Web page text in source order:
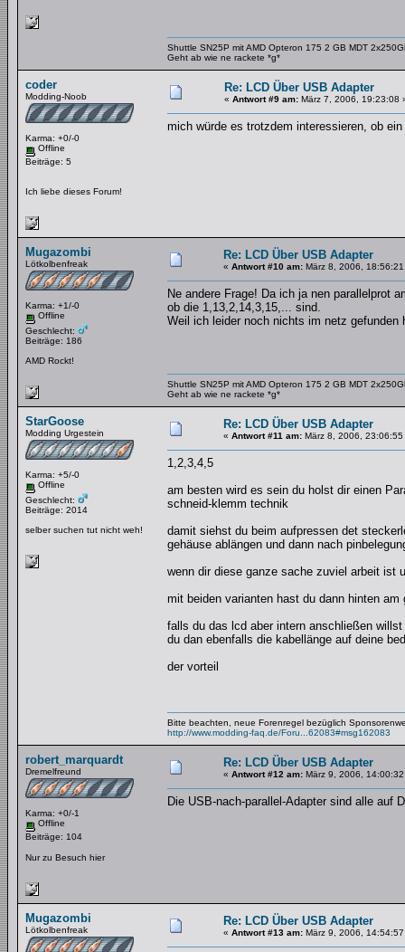
Shuttle SN25P mit AMD Opteron 175 2 GB MDT
Geht ab wie ne rackete *g*
coder
Modding-Noob
Karma: +0/-0
Offline
Beiträge: 5
Ich liebe dieses Forum!
Re: LCD Über USB Adapter
« Antwort #9 am: März 7, 2006, 19:23:08
mich würde es trotzdem interessieren, ob
Mugazombi
Lötkolbenfreak
Karma: +1/-0
Offline
Geschlecht:
Beiträge: 186
AMD Rockt!
Re: LCD Über USB Adapter
« Antwort #10 am: März 8, 2006,
Ne andere Frage! Da ich ja nen parallelprot
ob die 1,13,2,14,3,15,... sind.
Weil ich leider noch nichts im netz gefunden
Shuttle SN25P mit AMD Opteron 175 2 GB MDT
Geht ab wie ne rackete *g*
StarGoose
Modding Urgestein
Karma: +5/-0
Offline
Geschlecht:
Beiträge: 2014
selber suchen tut nicht weh!
Re: LCD Über USB Adapter
« Antwort #11 am: März 8, 2006, 23:06:55
1,2,3,4,5
am besten wird es sein du holst dir einen
schneid-klemm technik
damit siehst du beim aufpressen det
gehäuse ablängen und dann nach
wenn dir diese ganze sache zuviel arbeit ist
mit beiden varianten hast du dann hinten
falls du das lcd aber intern anschließen
du dan ebenfalls die kabellänge auf deine
der vorteil
Bitte beachten, neue Forenregel bezüglich
http://www.modding-faq.de/Foru...62083#msg162083
robert_marquardt
Dremelfreund
Karma: +0/-1
Offline
Beiträge: 104
Nur zu Besuch hier
Re: LCD Über USB Adapter
« Antwort #12 am: März 9, 2006,
Die USB-nach-parallel-Adapter sind alle auf
Mugazombi
Lötkolbenfreak
Re: LCD Über USB Adapter
« Antwort #13 am: März 9, 2006,